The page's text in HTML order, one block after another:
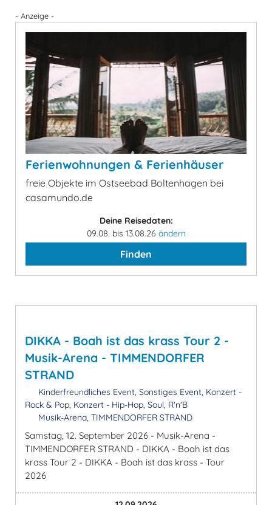
- Anzeige -
Ferienwohnungen & Ferienhäuser
freie Objekte im Ostseebad Boltenhagen bei
casamundo.de
Deine Reisedaten:
09.08. bis 13.08.26 ändern
Finden
DIKKA - Boah ist das krass Tour 2 -
Musik-Arena - TIMMENDORFER
STRAND
Kinderfreundliches Event, Sonstiges Event, Konzert -
Rock & Pop, Konzert - Hip-Hop, Soul, R'n'B
Musik-Arena, TIMMENDORFER STRAND
Samstag, 12. September 2026 - Musik-Arena -
TIMMENDORFER STRAND - DIKKA - Boah ist das
krass Tour 2 - DIKKA - Boah ist das krass - Tour
2026